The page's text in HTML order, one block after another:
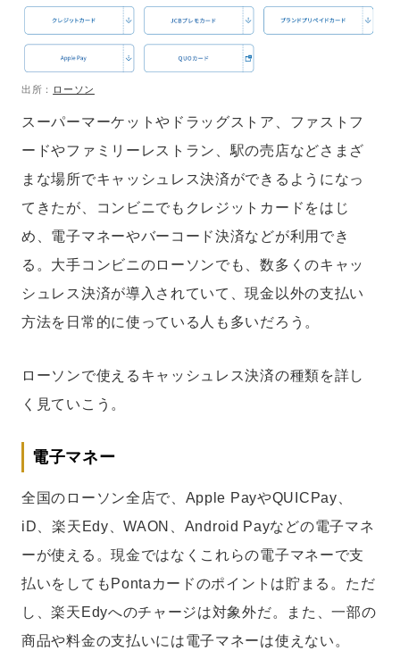
出所： ローソン
スーパーマーケットやドラッグストア、ファストフ
ードやファミリーレストラン、駅の売店などさまざ
まな場所でキャッシュレス決済ができるようになっ
てきたが、コンビニでもクレジットカードをはじ
め、電子マネーやバーコード決済などが利用でき
る。大手コンビニのローソンでも、数多くのキャッ
シュレス決済が導入されていて、現金以外の支払い
方法を日常的に使っている人も多いだろう。
ローソンで使えるキャッシュレス決済の種類を詳し
く見ていこう。
電子マネー
全国のローソン全店で、Apple PayやQUICPay、
iD、楽天Edy、WAON、Android Payなどの電子マネ
ーが使える。現金ではなくこれらの電子マネーで支
払いをしてもPontaカードのポイントは貯まる。ただ
し、楽天Edyへのチャージは対象外だ。また、一部の
商品や料金の支払いには電子マネーは使えない。